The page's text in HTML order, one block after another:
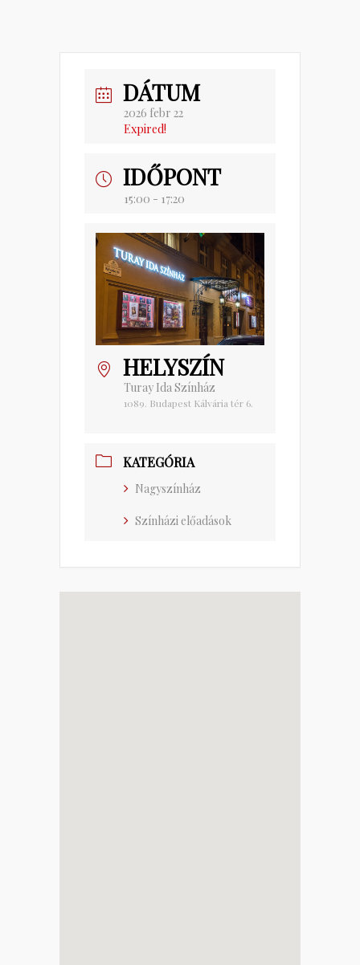
DÁTUM
2026 febr 22
Expired!
IDŐPONT
15:00 - 17:20
HELYSZÍN
Turay Ida Színház
1089. Budapest Kálvária tér 6.
KATEGÓRIA
Nagyszínház
Színházi előadások